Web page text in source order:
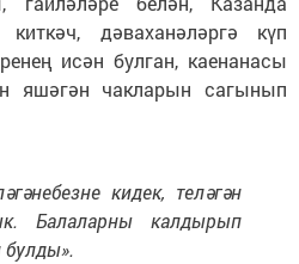
дәваханәләргә күп
исән булган, каенанасы
яшәгән чакларын сагынып
кидек, теләгән
Балаларны калдырып
булды».